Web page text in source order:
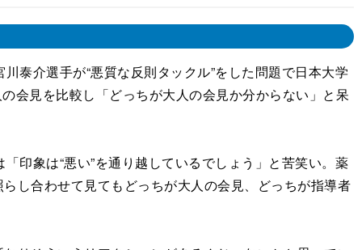
泰介選手が“悪質な反則タックル”をした問題で日本大学
会見を比較し「どっちが大人の会見か分からない」と呆
印象は“悪い”を通り越しているでしょう」と苦笑い。薬
し合わせて見てもどっちが大人の会見、どっちが指導者